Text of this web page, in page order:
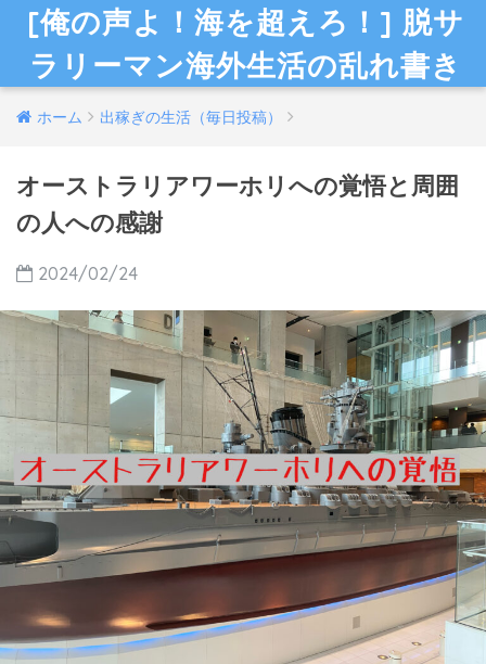
[俺の声よ！海を超えろ！] 脱サ
ラリーマン海外生活の乱れ書き
ホーム 出稼ぎの生活（毎日投稿）
オーストラリアワーホリへの覚悟と周囲
の人への感謝
2024/02/24